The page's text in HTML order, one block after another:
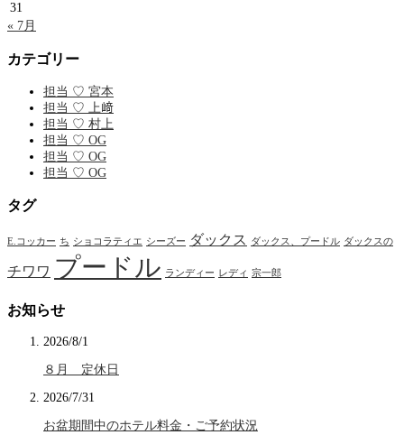
31
« 7月
カテゴリー
担当 ♡ 宮本
担当 ♡ 上﨑
担当 ♡ 村上
担当 ♡ OG
担当 ♡ OG
担当 ♡ OG
タグ
E.コッカー ち ショコラティエ シーズー ダックス ダックス、プードル ダックスの
チワワ プードル ランディー レディ 宗一郎
お知らせ
2026/8/1
８月 定休日
2026/7/31
お盆期間中のホテル料金・ご予約状況